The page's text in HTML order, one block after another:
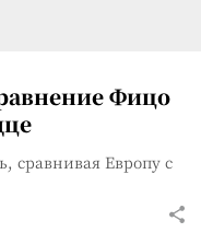
Фицо
сравнивая Европу с